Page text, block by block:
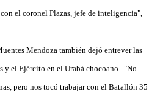
el coronel Plazas, jefe de inteligencia",
Mendoza también dejó entrever las
y el Ejército en el Urabá chocoano. "No
pero nos tocó trabajar con el Batallón 35